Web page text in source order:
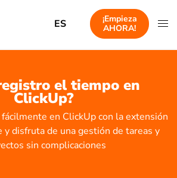
ES
¡Empieza
AHORA!
el tiempo en
ClickUp?
en ClickUp con la extensión
y disfruta de una gestión de tareas y
sin complicaciones